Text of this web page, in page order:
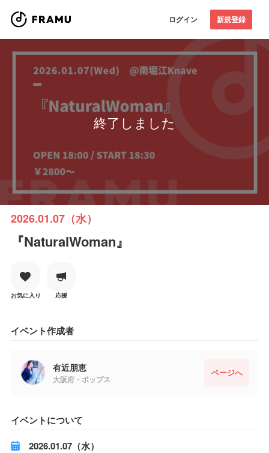
ログイン 新規登録
終了しました
2026.01.07（水）
『NaturalWoman』
お気に入り 応援
イベント作成者
有近朋恵
大阪府・ポップス
ページへ
イベントについて
2026.01.07（水）